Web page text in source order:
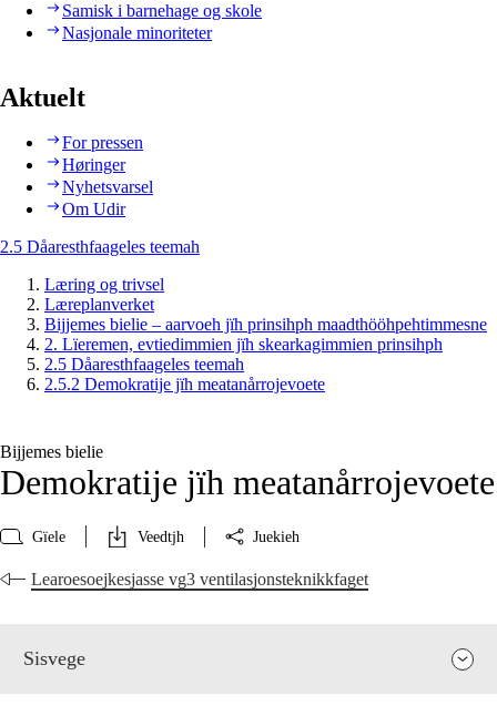
Samisk i barnehage og skole
Nasjonale minoriteter
Aktuelt
For pressen
Høringer
Nyhetsvarsel
Om Udir
2.5 Dåaresthfaageles teemah
Læring og trivsel
Læreplanverket
Bijjemes bielie – aarvoeh jïh prinsihph maadthööhpehtimmesne
2. Lïeremen, evtiedimmien jïh skearkagimmien prinsihph
2.5 Dåaresthfaageles teemah
2.5.2 Demokratije jïh meatanårrojevoete
Bijjemes bielie
Demokratije jïh meatanårrojevoete
Gïele Veedtjh Juekieh
Learoesoejkesjasse vg3 ventilasjonsteknikkfaget
Sisvege